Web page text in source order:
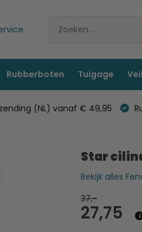
Rubberboten Tuigage
(NL) vanaf € 49,95
Star
Bekijk alles
37,-
27,75